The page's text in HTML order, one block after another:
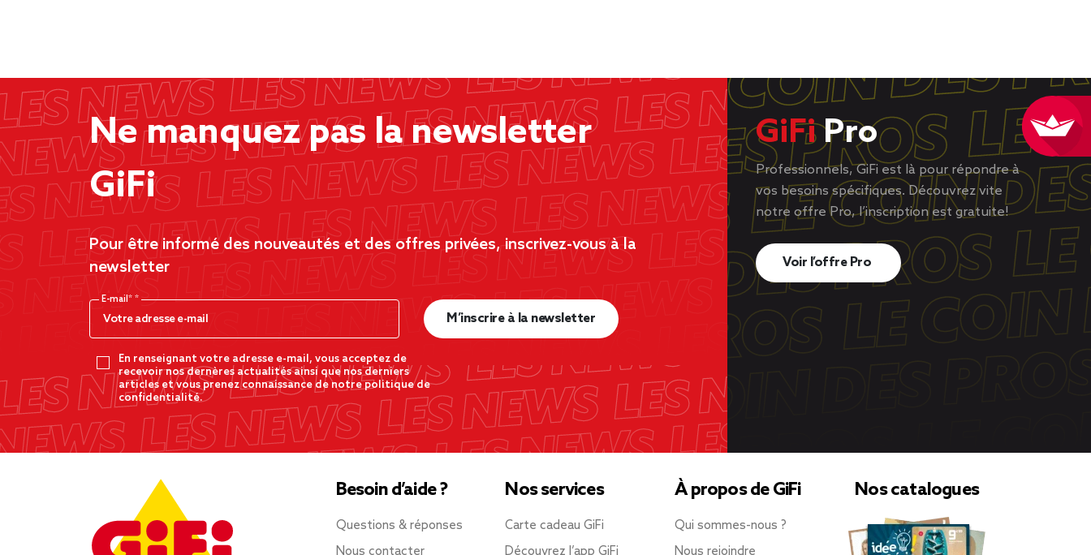
Ne manquez pas la newsletter
GiFi
Pour être informé des nouveautés et des offres privées, inscrivez-vous à la
newsletter
E-mail*
En renseignant votre adresse e-mail, vous acceptez de
recevoir nos dernères actualités ainsi que nos derniers
articles et vous prenez connaissance de notre politique de
confidentialité.
M’inscrire à la newsletter
GiFiPro
Professionnels, GiFi est là pour répondre à
vos besoins spécifiques. Découvrez vite
notre offre Pro, l’inscription est gratuite!
Voir l’offre Pro
Besoin d’aide ?
Questions & réponses
Nous contacter
Nos services
Carte cadeau GiFi
Découvrez l’app GiFi
À propos de GiFi
Qui sommes-nous ?
Nous rejoindre
Nos catalogues